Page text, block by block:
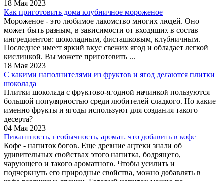
18 Мая 2023
Как приготовить дома клубничное мороженое
Мороженое - это любимое лакомство многих людей. Оно
может быть разным, в зависимости от входящих в состав
ингредиентов: шоколадным, фисташковым, клубничным.
Последнее имеет яркий вкус свежих ягод и обладает легкой
кислинкой. Вы можете приготовить ...
18 Мая 2023
С какими наполнителями из фруктов и ягод делаются плитки
шоколада
Плитки шоколада с фруктово-ягодной начинкой пользуются
большой популярностью среди любителей сладкого. Но какие
именно фрукты и ягоды используют для создания такого
десерта?
04 Мая 2023
Пикантность, необычность, аромат: что добавить в кофе
Кофе - напиток богов. Еще древние ацтеки знали об
удивительных свойствах этого напитка, бодрящего,
чарующего и такого ароматного. Чтобы усилить и
подчеркнуть его природные свойства, можно добавлять в